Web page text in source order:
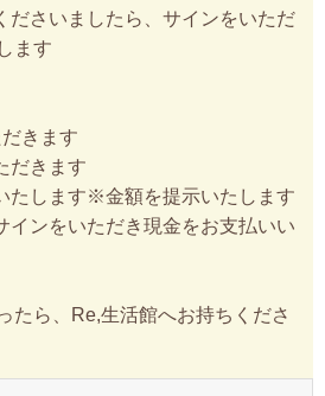
ださいましたら、サインをいただ
ます
きます
だきます
たします※金額を提示いたします
インをいただき現金をお支払いい
たら、Re,生活館へお持ちくださ